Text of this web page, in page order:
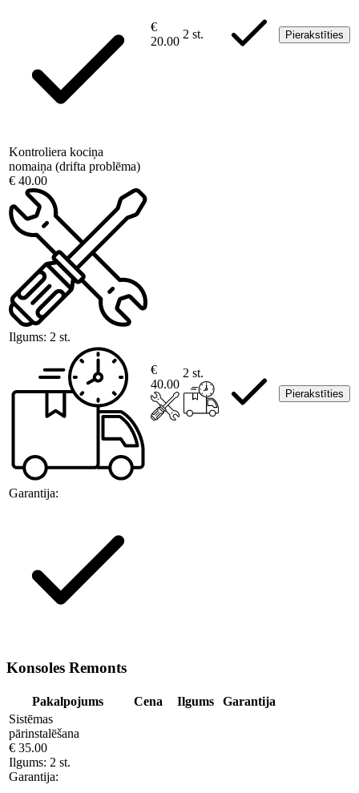
€
20.00
2 st. Pierakstīties
Kontroliera kociņa
nomaiņa (drifta problēma)
€ 40.00
Ilgums: 2 st.
Garantija:
€
40.00
2 st.
Pierakstīties
Konsoles Remonts
Pakalpojums Cena Ilgums
Garantija
Sistēmas
pārinstalēšana
€ 35.00
Ilgums: 2 st.
Garantija: